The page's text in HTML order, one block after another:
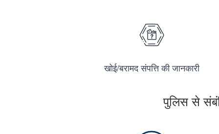
खोई/बरामद संपत्ति की जानकारी
पुलिस से